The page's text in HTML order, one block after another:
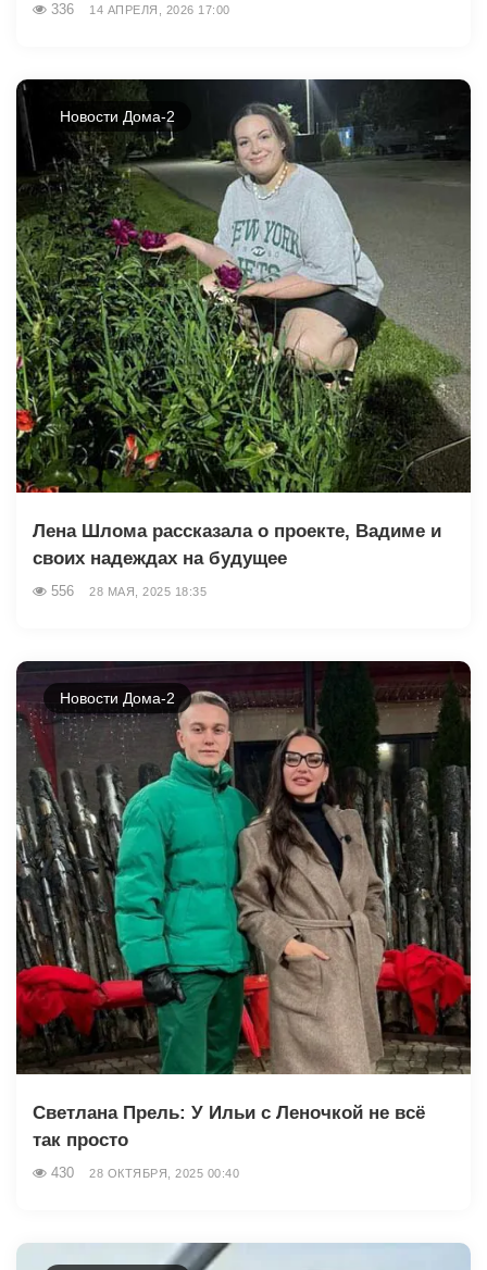
336 14 АПРЕЛЯ, 2026 17:00
Новости Дома-2
Лена Шлома рассказала о проекте, Вадиме и
своих надеждах на будущее
556 28 МАЯ, 2025 18:35
Новости Дома-2
Светлана Прель: У Ильи с Леночкой не всё
так просто
430 28 ОКТЯБРЯ, 2025 00:40